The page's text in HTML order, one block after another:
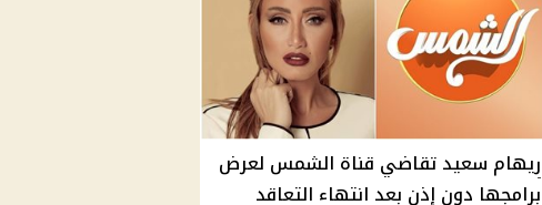
ريهام سعيد تقاضي قناة الشمس لعرض
برامجها دون إذن بعد انتهاء التعاقد